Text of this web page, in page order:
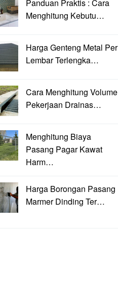
Panduan Praktis : Cara
Menghitung Kebutu…
Harga Genteng Metal Per
Lembar Terlengka…
Cara Menghitung Volume
Pekerjaan Drainas…
Menghitung Biaya
Pasang Pagar Kawat
Harm…
Harga Borongan Pasang
Marmer Dinding Ter…